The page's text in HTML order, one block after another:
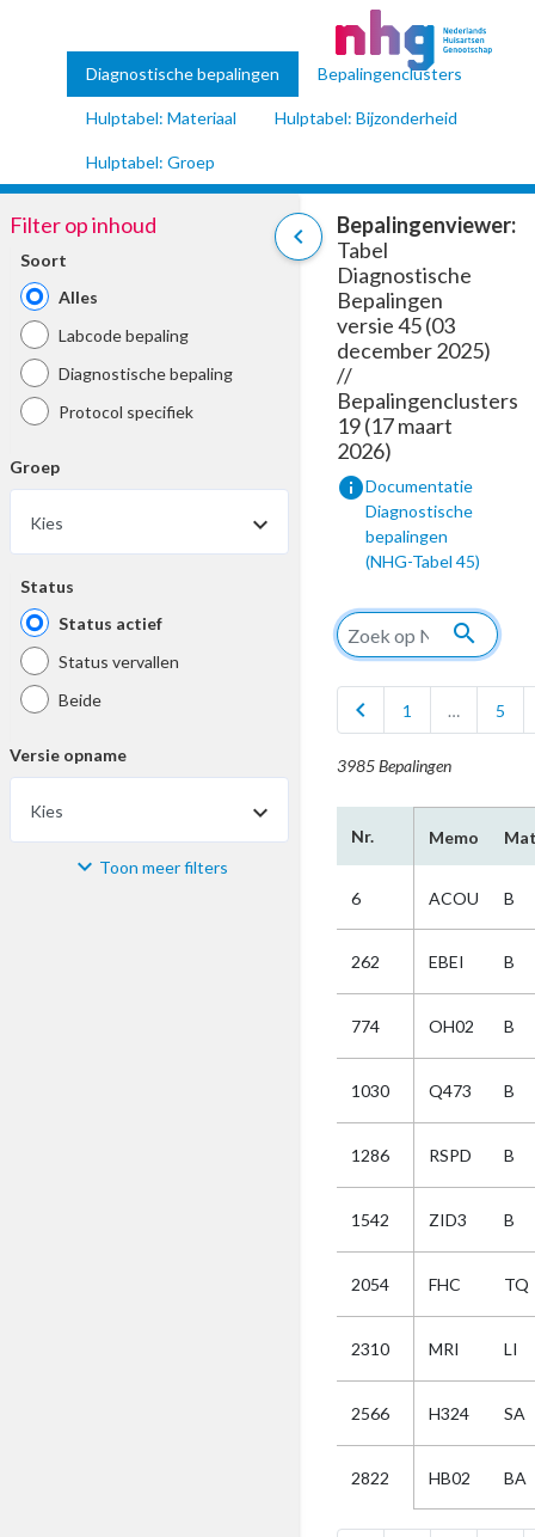
Diagnostische bepalingen Bepalingenclusters
Hulptabel: Materiaal Hulptabel: Bijzonderheid
Hulptabel: Groep
chevron_left
Filter op inhoud
Soort
Alles
Labcode bepaling
Diagnostische bepaling
Protocol specifiek
Groep
Kies
Status
Status actief
Status vervallen
Beide
Versie opname
Kies
Materiaal Toon meer filters
Bepalingenviewer:
Tabel
Diagnostische
Bepalingen
versie 45 (03
december 2025)
//
Bepalingenclusters
19 (17 maart
2026)
infoDocumentatie
Diagnostische
bepalingen
(NHG-Tabel 45)
search
chevron_left 1 … 5
3985 Bepalingen
Nr. Memo
6 ACOU B
262 EBEI B
774 OH02 B
1030 Q473 B
1286 RSPD B
1542 ZID3 B
2054 FHC TQ
2310 MRI LI
2566 H324 SA
2822 HB02 BA